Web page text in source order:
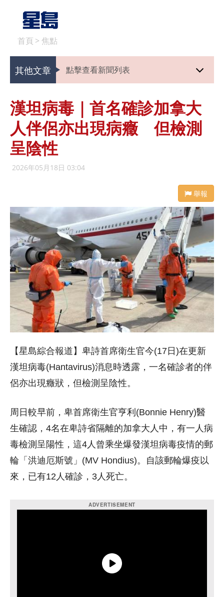
首頁 > 焦點
其他文章 點擊查看新聞列表
漢坦病毒｜首名確診加拿大
人伴侶亦出現病癥 但檢測
呈陰性
2026年05月18日 03:04
舉報
【星島綜合報道】卑詩首席衛生官今(17日)在更新
漢坦病毒(Hantavirus)消息時透露，一名確診者的伴
侶亦出現癥狀，但檢測呈陰性。
周日較早前，卑首席衛生官亨利(Bonnie Henry)醫
生確認，4名在卑詩省隔離的加拿大人中，有一人病
毒檢測呈陽性，這4人曾乘坐爆發漢坦病毒疫情的郵
輪「洪迪厄斯號」(MV Hondius)。自該郵輪爆疫以
來，已有12人確診，3人死亡。